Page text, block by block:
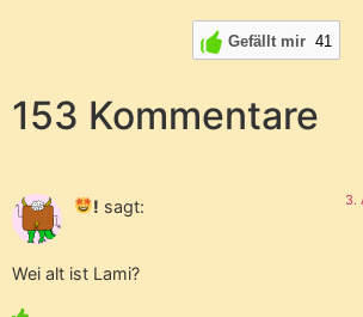
Gefällt mir 41
153 Kommentare
! sagt: 3.
Wei alt ist Lami?